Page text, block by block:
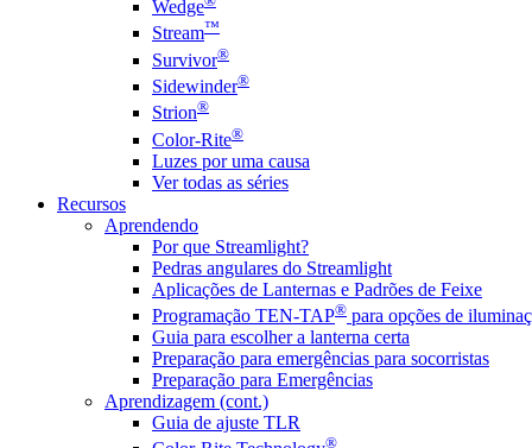
Wedge
Stream™
Survivor®
Sidewinder®
Strion®
Color-Rite®
Luzes por uma causa
Ver todas as séries
Recursos
Aprendendo
Por que Streamlight?
Pedras angulares do Streamlight
Aplicações de Lanternas e Padrões de Feixe
Programação TEN-TAP® para opções de
Guia para escolher a lanterna certa
Preparação para emergências para socorristas
Preparação para Emergências
Aprendizagem (cont.)
Guia de ajuste TLR
®